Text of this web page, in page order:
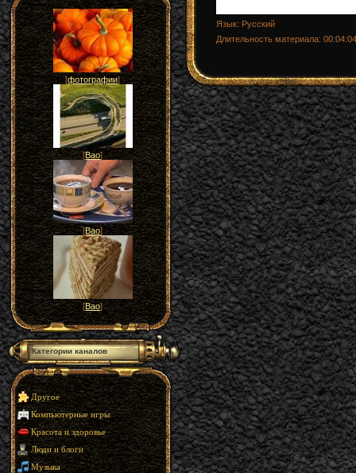
[фотографии]
[Вао]
[Вао]
[Вао]
Категории каналов
Другое
Компьютерные игры
Красота и здоровье
Люди и блоги
Музыка
Язык: Русский
Длительность материала: 00:04:04